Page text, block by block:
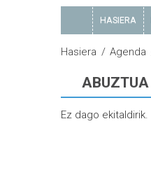
HASIERA
Hasiera Agenda
ABUZTUA
Ez dago ekitaldirik.